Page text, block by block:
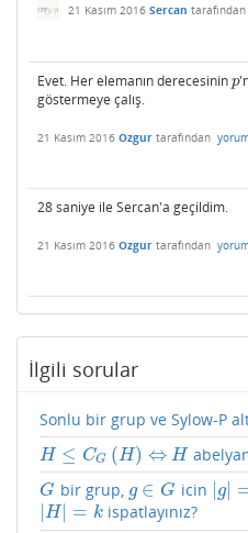
21 Kasım 2016 Sercan tarafından
Evet. Her elemanın derecesinin p
p
göstermeye çalış.
21 Kasım 2016 Ozgur tarafından
28 saniye ile Sercan'a geçildim.
21 Kasım 2016 Ozgur tarafından
İlgili sorular
Sonlu bir grup ve Sylow-P
H ≤ CG (H) ⇔ H
H≤ CG (H)⇔H
G
G bir grup, g ∈ G
g∈G icin g|
|g =
H| = k
|H| =k ispatlayınız?